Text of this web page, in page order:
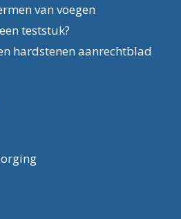
van voegen
teststuk?
hardstenen aanrechtblad